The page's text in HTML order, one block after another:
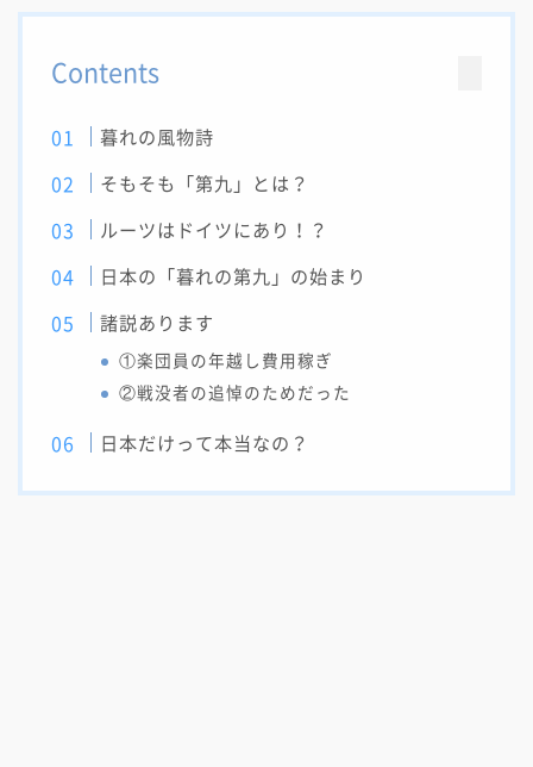
Contents
暮れの風物詩
そもそも「第九」とは？
ルーツはドイツにあり！？
日本の「暮れの第九」の始まり
諸説あります
①楽団員の年越し費用稼ぎ
②戦没者の追悼のためだった
日本だけって本当なの？